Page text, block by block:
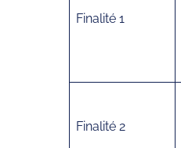
Finalité 1
Finalité 2